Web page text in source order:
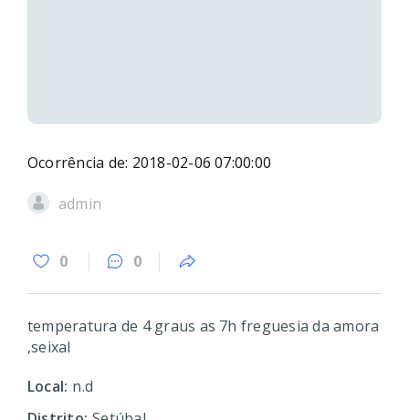
Ocorrência de: 2018-02-06 07:00:00
admin
0 0
temperatura de 4 graus as 7h freguesia da amora
,seixal
Local: n.d